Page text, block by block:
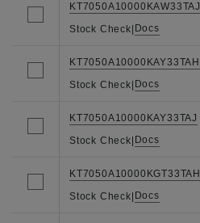
KT7050A10000KAW33TAJ
Stock Check| Docs
KT7050A10000KAY33TAH
Stock Check| Docs
KT7050A10000KAY33TAJ
Stock Check| Docs
KT7050A10000KGT33TAH
Stock Check| Docs